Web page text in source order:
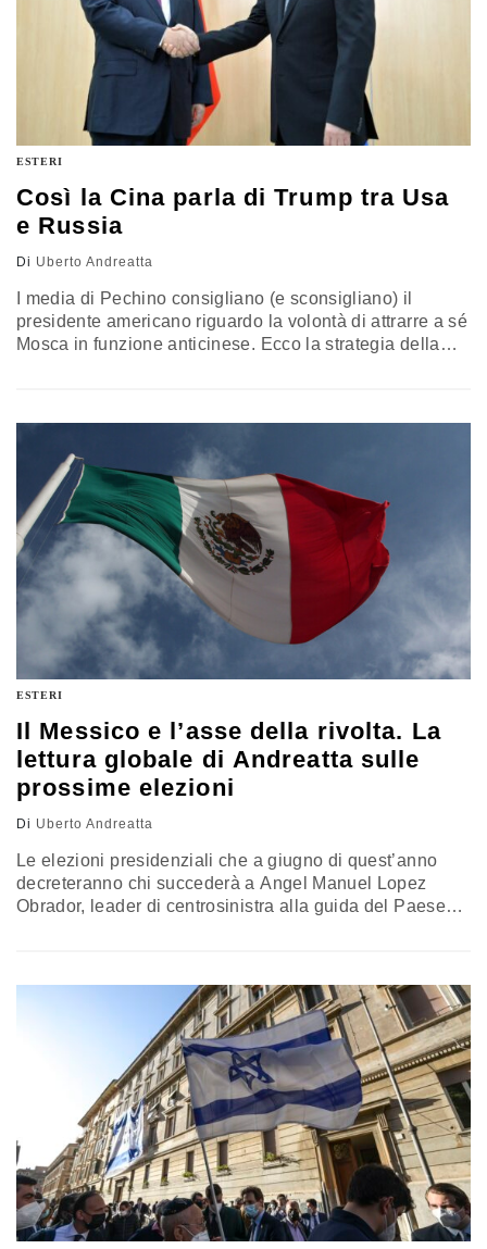
ESTERI
Così la Cina parla di Trump tra Usa
e Russia
Di Uberto Andreatta
I media di Pechino consigliano (e sconsigliano) il
presidente americano riguardo la volontà di attrarre a sé
Mosca in funzione anticinese. Ecco la strategia della
ESTERI
Il Messico e l’asse della rivolta. La
lettura globale di Andreatta sulle
prossime elezioni
Di Uberto Andreatta
Le elezioni presidenziali che a giugno di quest’anno
decreteranno chi succederà a Angel Manuel Lopez
Obrador, leader di centrosinistra alla guida del Paese